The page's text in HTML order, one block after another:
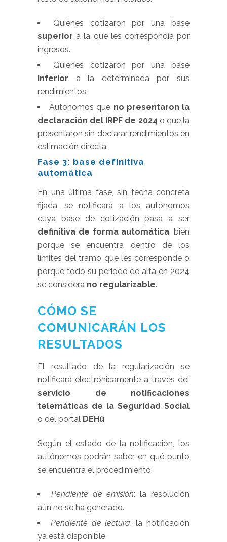
Quienes cotizaron por una base
superior a la que les correspondía por
ingresos.
Quienes cotizaron por una base
inferior a la determinada por sus
rendimientos.
Autónomos que no presentaron la
declaración del IRPF de 2024 o que la
presentaron sin declarar rendimientos en
estimación directa.
Fase 3: base definitiva
automática
En una última fase, sin fecha concreta
fijada, se notificará a los autónomos
cuya base de cotización pasa a ser
definitiva de forma automática, bien
porque se encuentra dentro de los
límites del tramo que les corresponde o
porque todo su periodo de alta en 2024
se considera no regularizable.
CÓMO SE
COMUNICARÁN LOS
RESULTADOS
El resultado de la regularización se
notificará electrónicamente a través del
servicio de notificaciones
telemáticas de la Seguridad Social
o del portal DEHú.
Según el estado de la notificación, los
autónomos podrán saber en qué punto
se encuentra el procedimiento:
Pendiente de emisión: la resolución
aún no se ha generado.
Pendiente de lectura: la notificación
ya está disponible.